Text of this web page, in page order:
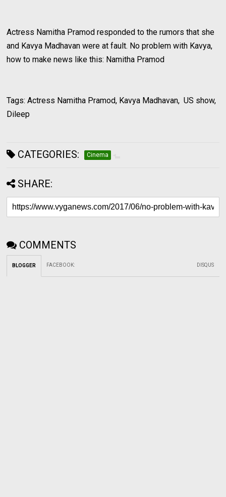
Actress Namitha Pramod responded to the rumors that she
and Kavya Madhavan were at fault. No problem with Kavya,
how to make news like this: Namitha Pramod
Tags: Actress Namitha Pramod, Kavya Madhavan, US show,
Dileep
CATEGORIES: Cinema
SHARE:
COMMENTS
BLOGGER FACEBOOK: DISQUS